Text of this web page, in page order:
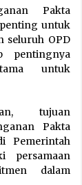
Pakta
untuk
seluruh OPD
pentingnya
untuk
tujuan
Pakta
Pemerintah
persamaan
dalam